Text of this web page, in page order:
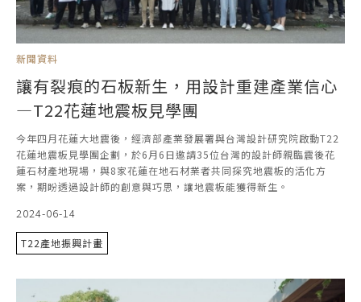
新聞資料
讓有裂痕的石板新生，用設計重建產業信心
—T22花蓮地震板見學團
今年四月花蓮大地震後，經濟部產業發展署與台灣設計研究院啟動T22
花蓮地震板見學團企劃，於6月6日邀請35位台灣的設計師親臨震後花
蓮石材產地現場，與8家花蓮在地石材業者共同探究地震板的活化方
案，期盼透過設計師的創意與巧思，讓地震板能獲得新生。
2024-06-14
T22產地振興計畫